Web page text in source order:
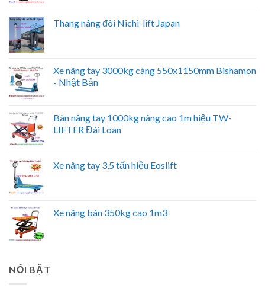
Thang nâng đôi Nichi-lift Japan
Xe nâng tay 3000kg càng 550x1150mm Bishamon
- Nhật Bản
Bàn nâng tay 1000kg nâng cao 1m hiệu TW-
LIFTER Đài Loan
Xe nâng tay 3,5 tấn hiệu Eoslift
Xe nâng bàn 350kg cao 1m3
NỔI BẬT